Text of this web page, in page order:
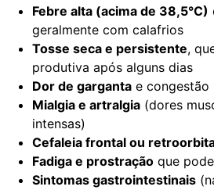
Febre alta (acima de 38,5°C)
geralmente com calafrios
Tosse seca e persistente,
produtiva após alguns dias
Dor de garganta e congestão
Mialgia e artralgia (dores
intensas)
Cefaleia frontal ou
Fadiga e prostração que
Sintomas gastrointestinais